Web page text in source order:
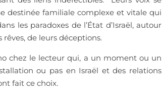
destinée familiale complexe et vitale qui
les paradoxes de l’État d’Israël, autour
de leurs déceptions.
chez le lecteur qui, a un moment ou un
ou pas en Israël et des relations
fait ce choix.